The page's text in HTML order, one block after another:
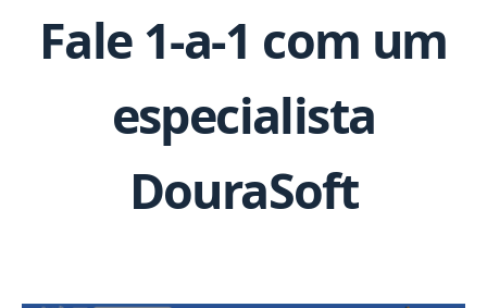
Fale 1-a-1 com um
especialista
DouraSoft